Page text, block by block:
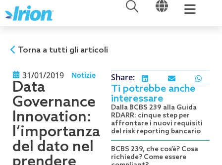
al
contenuto
APRI APRI
Torna a tutti gli articoli
31/01/2019 Notizie
Data
Governance
Innovation:
l’importanza
del dato nel
Share:
Ti potrebbe anche
interessare
Dalla BCBS 239 alla Guida
RDARR: cinque step per
affrontare i nuovi requisiti
del risk reporting bancario
BCBS 239, che cos’è? Cosa
richiede? Come essere